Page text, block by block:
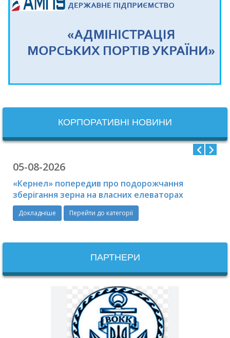
КОРПОРАТИВНІ НОВИНИ
05-08-2026
«Кернел» попередив про подорожчання
зберігання зерна на власних елеваторах
Докладніше Перейти до категорії
ПАРТНЕРИ